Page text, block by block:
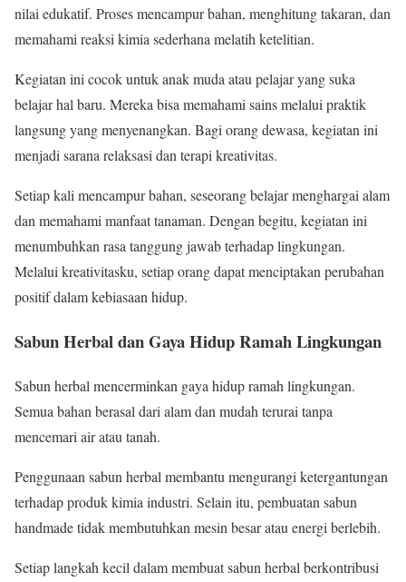
nilai edukatif. Proses mencampur bahan, menghitung takaran, dan
memahami reaksi kimia sederhana melatih ketelitian.
Kegiatan ini cocok untuk anak muda atau pelajar yang suka
belajar hal baru. Mereka bisa memahami sains melalui praktik
langsung yang menyenangkan. Bagi orang dewasa, kegiatan ini
menjadi sarana relaksasi dan terapi kreativitas.
Setiap kali mencampur bahan, seseorang belajar menghargai alam
dan memahami manfaat tanaman. Dengan begitu, kegiatan ini
menumbuhkan rasa tanggung jawab terhadap lingkungan.
Melalui kreativitasku, setiap orang dapat menciptakan perubahan
positif dalam kebiasaan hidup.
Sabun Herbal dan Gaya Hidup Ramah Lingkungan
Sabun herbal mencerminkan gaya hidup ramah lingkungan.
Semua bahan berasal dari alam dan mudah terurai tanpa
mencemari air atau tanah.
Penggunaan sabun herbal membantu mengurangi ketergantungan
terhadap produk kimia industri. Selain itu, pembuatan sabun
handmade tidak membutuhkan mesin besar atau energi berlebih.
Setiap langkah kecil dalam membuat sabun herbal berkontribusi